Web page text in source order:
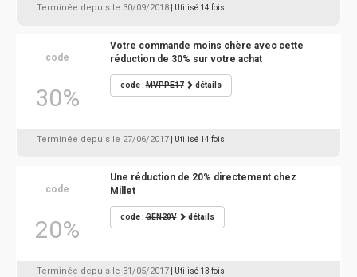
Terminée depuis le 30/09/2018 | Utilisé 14 fois
code
30%
Votre commande moins chère avec cette
réduction de 30% sur votre achat
code :MVPPE17 détails
Terminée depuis le 27/06/2017 | Utilisé 14 fois
code
20%
Une réduction de 20% directement chez
Millet
code :GEN20V détails
Terminée depuis le 31/05/2017 | Utilisé 13 fois